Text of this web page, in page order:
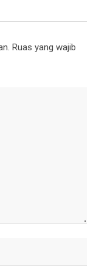
Ruas yang wajib